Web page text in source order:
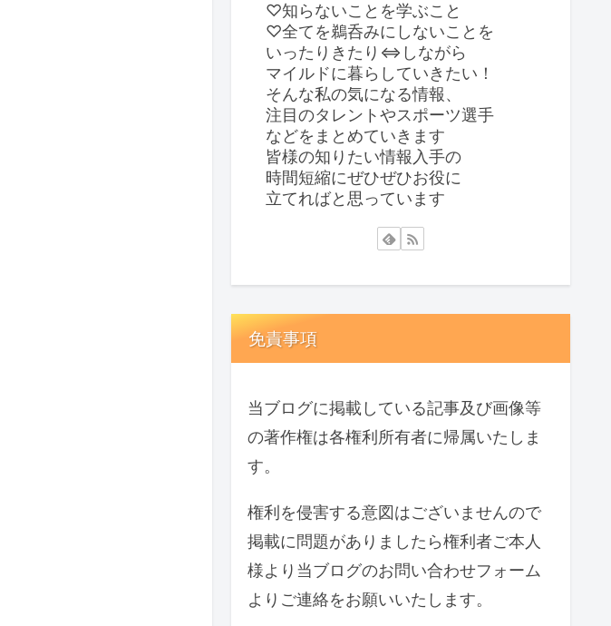
♡知らないことを学ぶこと
♡全てを鵜呑みにしないことを
いったりきたり⇔しながら
マイルドに暮らしていきたい！
そんな私の気になる情報、
注目のタレントやスポーツ選手
などをまとめていきます
皆様の知りたい情報入手の
時間短縮にぜひぜひお役に
立てればと思っています
免責事項
当ブログに掲載している記事及び画像等
の著作権は各権利所有者に帰属いたしま
す。
権利を侵害する意図はございませんので
掲載に問題がありましたら権利者ご本人
様より当ブログのお問い合わせフォーム
よりご連絡をお願いいたします。